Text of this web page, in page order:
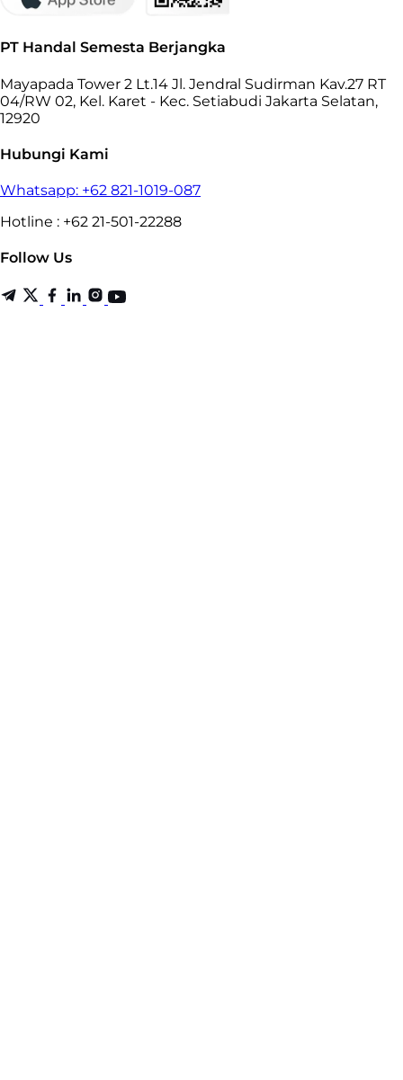
PT Handal Semesta Berjangka
Mayapada Tower 2 Lt.14 Jl. Jendral Sudirman Kav.27 RT
04/RW 02, Kel. Karet - Kec. Setiabudi Jakarta Selatan,
12920
Hubungi Kami
Whatsapp: +62 821-1019-087
Hotline : +62 21-501-22288
Follow Us